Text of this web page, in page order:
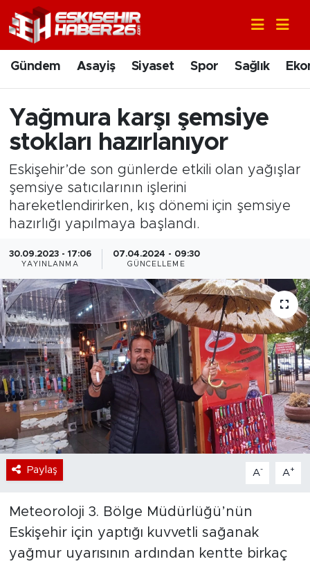
Gündem Asayiş Siyaset Spor Sağlık
Yağmura karşı şemsiye
stokları hazırlanıyor
Eskişehir’de son günlerde etkili olan yağışlar
şemsiye satıcılarının işlerini
hareketlendirirken, kış dönemi için şemsiye
hazırlığı yapılmaya başlandı.
30.09.2023 - 17:06
YAYINLANMA
07.04.2024 - 09:30
GÜNCELLEME
Paylaş A- A+
Meteoroloji 3. Bölge Müdürlüğü’nün
Eskişehir için yaptığı kuvvetli sağanak
yağmur uyarısının ardından kentte birkaç
Gündem
Asayiş
Siyaset
Sağlık
Ekonomi
Eğitim
Sanat
Bölge
Teknoloji
Magazin
Dünya
Sektör
Nöbetçi Eczaneler
Hava Durumu
Trafik Durumu
Tüm Manşetler
Son Dakika Haberleri
Haber Arşivi